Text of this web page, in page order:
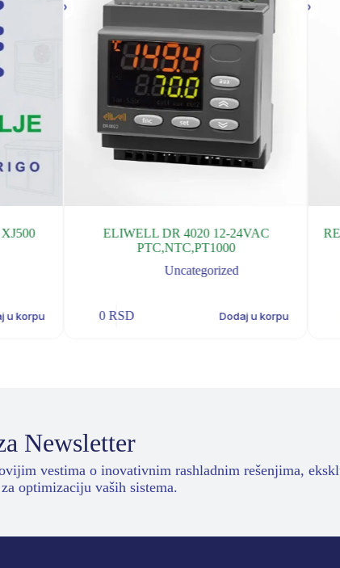
u korpu
ELIWELL DR 4020 12-24VAC
PTC,NTC,PT1000
Uncategorized
0 RSD Dodaj u korpu
Newsletter
vestima o inovativnim rashladnim rešenjima,
optimizaciju vaših sistema.